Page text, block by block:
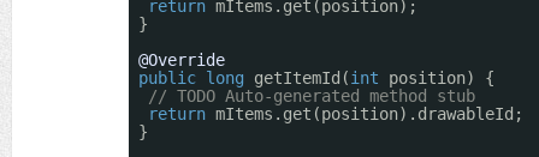
return mItems.get(position);
}
@Override
public long getItemId(int
position) {
// TODO Auto-generated method stub
return mItems.get(position).drawableId;
}